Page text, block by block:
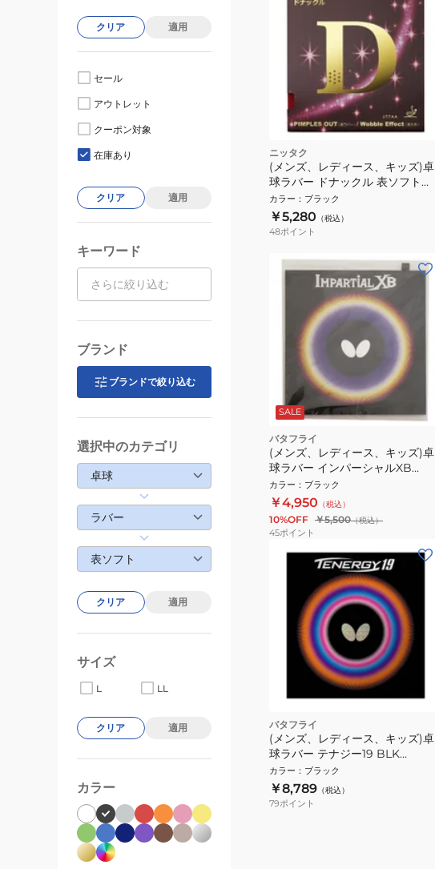
ニッタク
(メンズ、レディース、キッズ)卓
球ラバー ドナックル 表ソフト
NR8572-71
カラー ： ブラック
￥5,280 （税込）
48ポイント
SALE
バタフライ
(メンズ、レディース、キッズ)卓
球ラバー インパーシャルXB
00410 BLK
カラー ： ブラック
￥4,950 （税込）
10%OFF ￥5,500（税込）
45ポイント
バタフライ
(メンズ、レディース、キッズ)卓
球ラバー テナジー19 BLK
06090-278
カラー ： ブラック
￥8,789 （税込）
79ポイント
クリア 適用
セール
アウトレット
クーポン対象
在庫あり
クリア 適用
キーワード
ブランド
ブランドで絞り込む
選択中のカテゴリ
卓球
ラバー
表ソフト
クリア 適用
サイズ
L LL
クリア 適用
カラー